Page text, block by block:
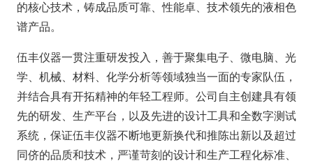
的核心技术，铸成品质可靠、性能卓、技术领先的液相色
谱产品。
伍丰仪器一贯注重研发投入，善于聚集电子、微电脑、光
学、机械、材料、化学分析等领域独当一面的专家队伍，
并结合具有开拓精神的年轻工程师。公司自主创建具有领
先的研发、生产平台，以及先进的设计工具和全数字测试
系统，保证伍丰仪器不断地更新换代和推陈出新以及超过
同侪的品质和技术，严谨苛刻的设计和生产工程化标准、